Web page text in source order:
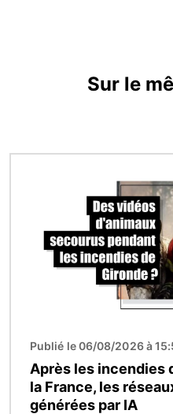
Sur le
Publié le 06/08/2026 à
Après les incendies
la France, les
générées par IA